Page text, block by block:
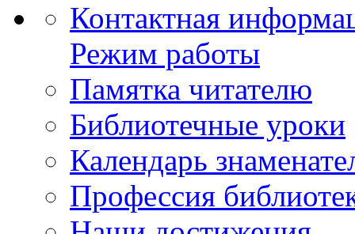
Контактная
Режим работы
Памятка читателю
Библиотечные уроки
Календарь
Профессия